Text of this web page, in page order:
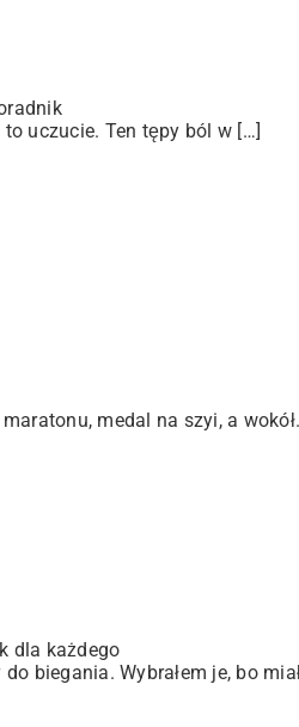
uczucie. Ten tępy ból w […]
medal na szyi, a
dla każdego
biegania. Wybrałem je, bo